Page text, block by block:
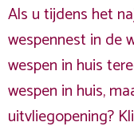
Als u tijdens het
wespennest in de
wespen in huis
wespen in huis,
uitvliegopening?